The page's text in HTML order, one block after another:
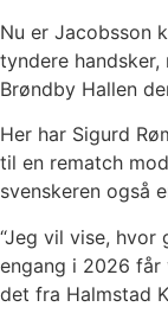
Nu er Jacobsson
tyndere
Brøndby Hallen
Her har Sigurd
til en rematch
svenskeren også
“Jeg vil vise, hvor
engang i 2026 får
det fra Halmstad